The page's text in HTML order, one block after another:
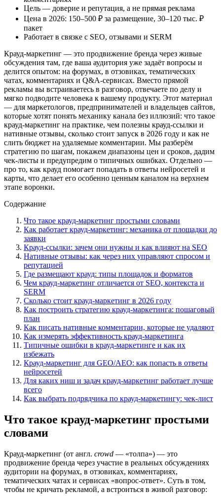
Цель — доверие и репутация, а не прямая реклама
Цена в 2026: 150–500 ₽ за размещение, 30–120 тыс. ₽
пакет
Работает в связке с SEO, отзывами и SERM
Крауд-маркетинг — это продвижение бренда через живые
обсуждения там, где ваша аудитория уже задаёт вопросы и
делится опытом: на форумах, в отзовиках, тематических
чатах, комментариях и Q&A-сервисах. Вместо прямой
рекламы вы встраиваетесь в разговор, отвечаете по делу и
мягко подводите человека к вашему продукту. Этот материал
— для маркетологов, предпринимателей и владельцев сайтов,
которые хотят понять механику канала без иллюзий: что такое
крауд-маркетинг на практике, чем полезны крауд-ссылки и
нативные отзывы, сколько стоит запуск в 2026 году и как не
слить бюджет на удаляемые комментарии. Мы разберём
стратегию по шагам, покажем диапазоны цен и сроков, дадим
чек-листы и предупредим о типичных ошибках. Отдельно —
про то, как крауд помогает попадать в ответы нейросетей и
карты, что делает его особенно ценным каналом на верхнем
этапе воронки.
Содержание
Что такое крауд-маркетинг простыми словами
Как работает крауд-маркетинг: механика от площадки до
заявки
Крауд-ссылки: зачем они нужны и как влияют на SEO
Нативные отзывы: как через них управляют спросом и
репутацией
Где размещают крауд: типы площадок и форматов
Чем крауд-маркетинг отличается от SEO, контекста и
SERM
Сколько стоит крауд-маркетинг в 2026 году
Как построить стратегию крауд-маркетинга: пошаговый
план
Как писать нативные комментарии, которые не удаляют
Как измерять эффективность крауд-маркетинга
Типичные ошибки в крауд-маркетинге и как их
избежать
Крауд-маркетинг для GEO/AEO: как попасть в ответы
нейросетей
Для каких ниш и задач крауд-маркетинг работает лучше
всего
Как выбрать подрядчика по крауд-маркетингу: чек-лист
Что такое крауд-маркетинг простыми
словами
Крауд-маркетинг (от англ. crowd — «толпа») — это
продвижение бренда через участие в реальных обсуждениях
аудитории на форумах, в отзовиках, комментариях,
тематических чатах и сервисах «вопрос-ответ». Суть в том,
чтобы не кричать рекламой, а встроиться в живой разговор: